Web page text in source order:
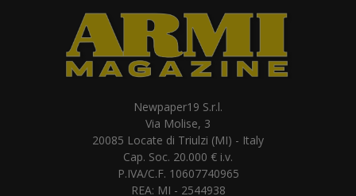
Newpaper19 S.r.l.
Via Molise, 3
20085 Locate di Triulzi (MI) - Italy
Cap. Soc. 20.000 € i.v.
P.IVA/C.F. 10607740965
REA: MI - 2544938